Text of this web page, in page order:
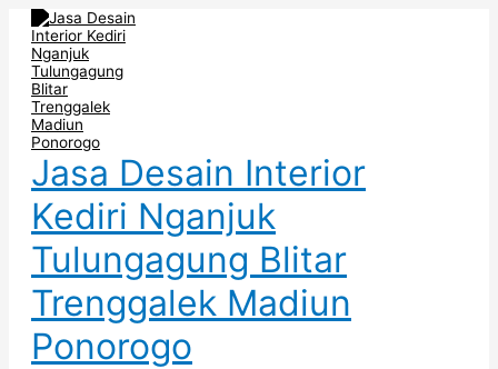
Skip
content
Jasa Desain Interior
Kediri Nganjuk
Tulungagung Blitar
Trenggalek Madiun
Ponorogo
Menu
Dapur
Berkonsep
Minimalis
Cocok
untuk
Hunian
Modern
Produk
Kitchen
Set
Terlaris
Desain
Minibar
Terbaru
–
Dijamin
Material
Tahan
Lama